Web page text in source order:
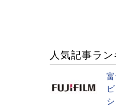
人気記事ラ